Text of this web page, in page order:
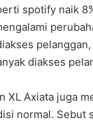
spotify naik
diakses
XL Axiata juga
normal. Sebut